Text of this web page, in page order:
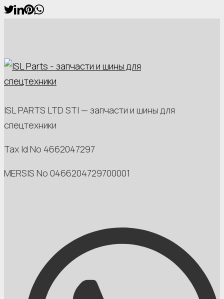
ISL PARTS LTD STI — запчасти и шины для
спецтехники
Tax Id No 4662047297
MERSIS No 0466204729700001